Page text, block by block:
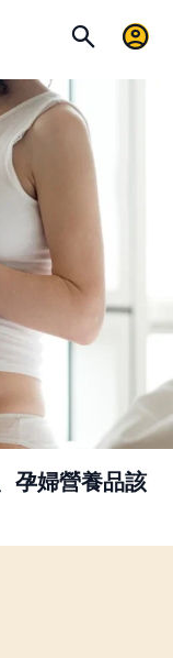
孕婦營養品該